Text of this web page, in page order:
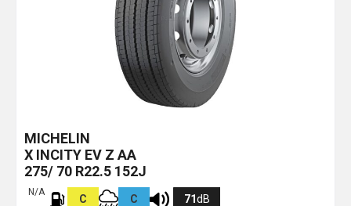
MICHELIN
X INCITY EV Z AA
275/ 70 R22.5 152J
N/A
C C 71dB